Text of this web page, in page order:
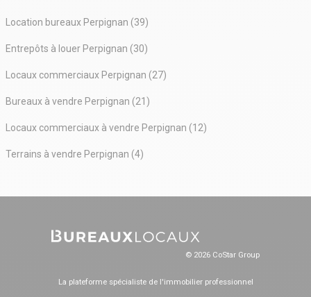
Location bureaux Perpignan (39)
Entrepôts à louer Perpignan (30)
Locaux commerciaux Perpignan (27)
Bureaux à vendre Perpignan (21)
Locaux commerciaux à vendre Perpignan (12)
Terrains à vendre Perpignan (4)
© 2026 CoStar Group
La plateforme spécialiste de l'immobilier professionnel